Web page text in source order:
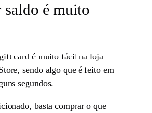
saldo é muito
card é muito fácil na loja
sendo algo que é feito em
segundos.
basta comprar o que